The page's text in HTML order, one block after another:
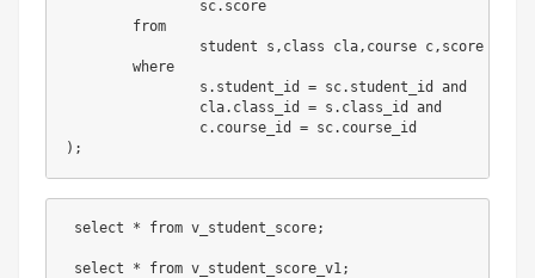
		sc
. score
from
		student s
, class cla, course c, score sc
where
		s
. student_id = sc. student_id and
		cla
. class_id = s . class_id and
		c
. course_id = sc.
) ;
select * from v_student_score;
select * from v_student_score_v1;